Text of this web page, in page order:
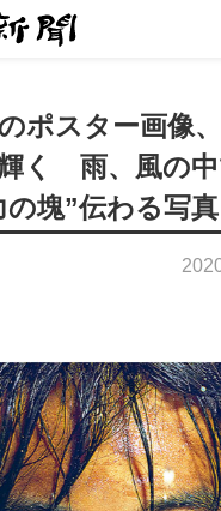
ポスター画像、
く 雨、風の
塊”伝わる写